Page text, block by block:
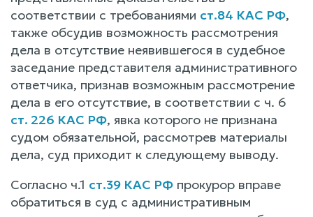
соответствии с требованиями ст.84 КАС РФ,
также обсудив возможность рассмотрения
дела в отсутствие неявившегося в судебное
заседание представителя административного
ответчика, признав возможным рассмотрение
дела в его отсутствие, в соответствии с ч. 6
ст. 226 КАС РФ, явка которого не признана
судом обязательной, рассмотрев материалы
дела, суд приходит к следующему выводу.
Согласно ч.1 ст.39 КАС РФ прокурор вправе
обратиться в суд с административным